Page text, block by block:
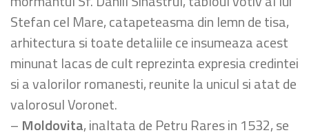
Stefan cel Mare, catapeteasma din lemn de tisa,
arhitectura si toate detaliile ce insumeaza acest
minunat lacas de cult reprezinta expresia credintei
si a valorilor romanesti, reunite la unicul si atat de
valorosul Voronet.
– Moldovita, inaltata de Petru Rares in 1532, se